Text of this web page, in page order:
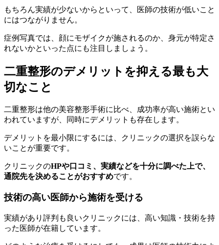
もちろん実績が少ないからといって、医師の技術が低いこと
にはつながりません。
症例写真では、顔にモザイクが施されるのか、身元が特定さ
れないかといった点にも注目しましょう。
二重整形のデメリットを抑える最も大
切なこと
二重整形は他の美容整形手術に比べ、成功率が高い施術とい
われていますが、同時にデメリットも存在します。
デメリットを最小限にするには、クリニックの選択を誤らな
いことが重要です。
クリニックのHPや口コミ、実績などを十分に調べた上で、
通院先を決めることがおすすめです。
技術の高い医師から施術を受ける
実績があり評判も良いクリニックには、高い知識・技術を持
った医師が在籍しています。